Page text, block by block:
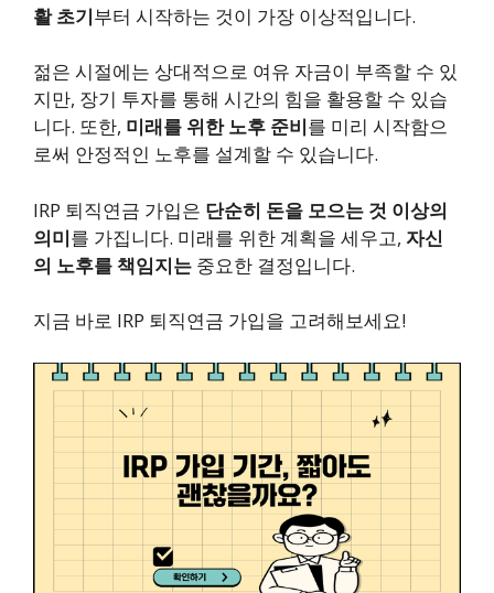
활 초기부터 시작하는 것이 가장 이상적입니다.
젊은 시절에는 상대적으로 여유 자금이 부족할 수 있
지만, 장기 투자를 통해 시간의 힘을 활용할 수 있습
니다. 또한, 미래를 위한 노후 준비를 미리 시작함으
로써 안정적인 노후를 설계할 수 있습니다.
IRP 퇴직연금 가입은 단순히 돈을 모으는 것 이상의
의미를 가집니다. 미래를 위한 계획을 세우고, 자신
의 노후를 책임지는 중요한 결정입니다.
지금 바로 IRP 퇴직연금 가입을 고려해보세요!